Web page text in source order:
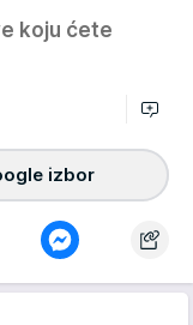
koju ćete
izbor